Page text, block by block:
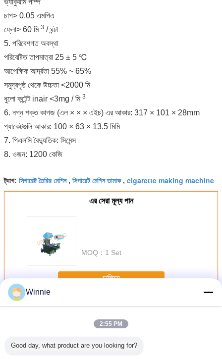
চাপ> 0.05 এমপিএ
ফ্লো> 60 মি 3 / ঘন্টা
5. পরিবেশগত অবস্থা
পরিবেষ্টিত তাপমাত্রা 25 ± 5 ℃
আপেক্ষিক আর্দ্রতা 55% ~ 65%
সমুদ্রপৃষ্ঠ থেকে উচ্চতা <2000 মি
ধুলো কন্টেন্ট inair <3mg / মি 3
6. নগ্ন শক্ত কাগজ (এল × × × এইচ) এর আকার: 317 × 101 × 28mm
প্যাকেটগুলি আকার: 100 × 63 × 13.5 মিমি
7. পিএলসি বৈদ্যুতিক: সিমেন্স
8. ওজন: 1200 কেজি
ট্যাগ: সিগারেট তৈরির মেশিন, সিগারেট মেশিন তামাক, cigarette making machine
এর সেরা মূল্য পান
MOQ： 1 Set
চালিয়ে
অধিকতামাক প্যাকিং মেশিন
Winnie
2:55 PM
Good day, what product are you looking for?